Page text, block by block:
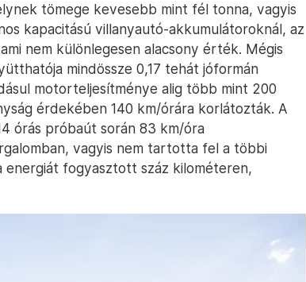
tömege kevesebb mint fél tonna, vagyis
kapacitású villanyautó-akkumulátoroknál, az
nem különlegesen alacsony érték. Mégis
mindössze 0,17 tehát jóformán
motorteljesítménye alig több mint 200
érdekében 140 km/órára korlátozták. A
órás próbaút során 83 km/óra
vagyis nem tartotta fel a többi
fogyasztott száz kilométeren,